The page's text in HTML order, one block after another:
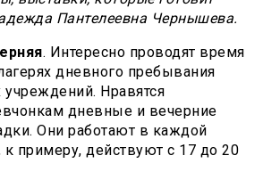
Пантелеевна Чернышева.
. Интересно проводят время
дневного пребывания
Нравятся
дневные и вечерние
Они работают в каждой
примеру, действуют с 17 до 20